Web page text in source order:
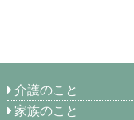
介護のこと
家族のこと